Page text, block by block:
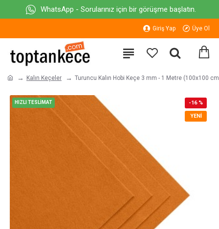
WhatsApp - Sorularınız için bir görüşme başlatın.
Giriş Yap Üye Ol
Kalın Keçeler Turuncu Kalın Hobi Keçe 3 mm - 1 Metre (100x100
HIZLI TESLİMAT
YENI
-16 %